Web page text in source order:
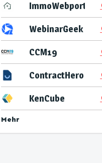
ImmoWebport
WebinarGeek
CCM19
ContractHero
KenCube
Mehr